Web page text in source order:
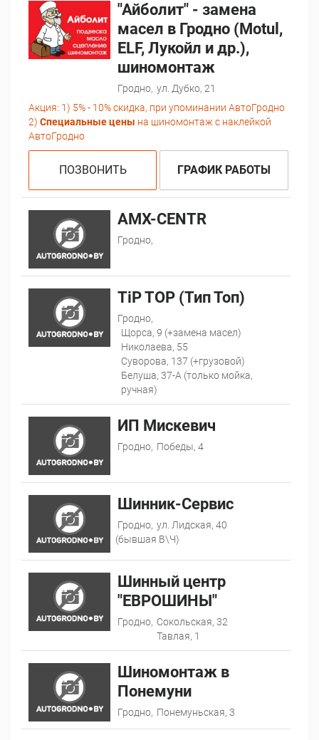
"Айболит" - замена
масел в Гродно (Motul,
ELF, Лукойл и др.),
шиномонтаж
Гродно, ул. Дубко, 21
Акция: 1) 5% - 10% скидка, при упоминании АвтоГродно
2) Специальные цены на шиномонтаж с наклейкой
АвтоГродно
ПОЗВОНИТЬ ГРАФИК РАБОТЫ
AMX-CENTR
Гродно,
TiP TOP (Тип Топ)
Гродно,
Щорса, 9 (+замена масел)
Николаева, 55
Суворова, 137 (+грузовой)
Белуша, 37-А (только мойка,
ручная)
ИП Мискевич
Гродно, Победы, 4
Шинник-Сервис
Гродно, ул. Лидская, 40
(бывшая В\Ч)
Шинный центр
"ЕВРОШИНЫ"
Гродно, Сокольская, 32
Тавлая, 1
Шиномонтаж в
Понемуни
Гродно, Понемуньская, 3